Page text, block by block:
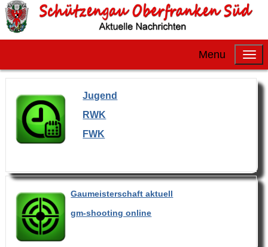
Menu
Jugend
RWK
FWK
Gaumeisterschaft aktuell
gm-shooting online